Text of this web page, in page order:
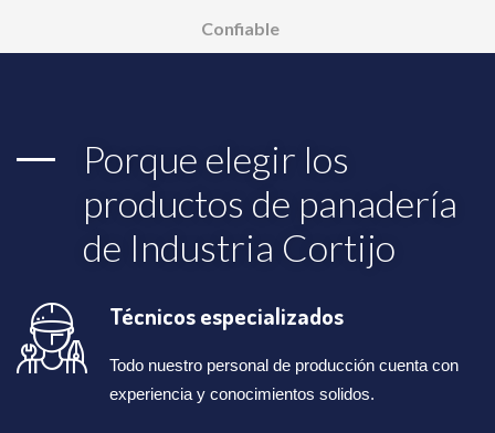
Confiable
Porque elegir los
productos de panadería
de Industria Cortijo
Técnicos especializados
Todo nuestro personal de producción cuenta con
experiencia y conocimientos solidos.